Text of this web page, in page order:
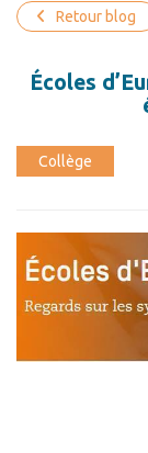
Retour blog
Écoles
Collège